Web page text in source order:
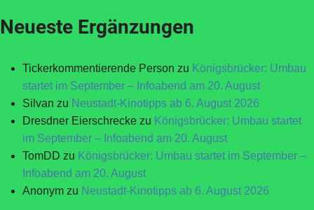
Neueste Ergänzungen
Tickerkommentierende Person zu Königsbrücker: Umbau
startet im September – Infoabend am 20. August
Silvan zu Neustadt-Kinotipps ab 6. August 2026
Dresdner Eierschrecke zu Königsbrücker: Umbau startet
im September – Infoabend am 20. August
TomDD zu Königsbrücker: Umbau startet im September –
Infoabend am 20. August
Anonym zu Neustadt-Kinotipps ab 6. August 2026